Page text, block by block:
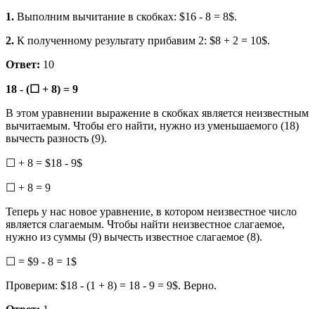
1. Выполним вычитание в скобках: $16 - 8 = 8$.
2. К полученному результату прибавим 2: $8 + 2 = 10$.
Ответ: 10
18 - (☐ + 8) = 9
В этом уравнении выражение в скобках является неизвестным
вычитаемым. Чтобы его найти, нужно из уменьшаемого (18)
вычесть разность (9).
☐ + 8 = $18 - 9$
☐ + 8 = 9
Теперь у нас новое уравнение, в котором неизвестное число
является слагаемым. Чтобы найти неизвестное слагаемое,
нужно из суммы (9) вычесть известное слагаемое (8).
☐ = $9 - 8 = 1$
Проверим: $18 - (1 + 8) = 18 - 9 = 9$. Верно.